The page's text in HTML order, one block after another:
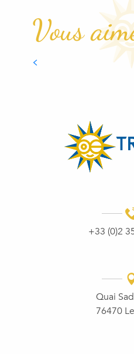
Vous
FUNICULAIRE
+33 (0)2
Quai
76470